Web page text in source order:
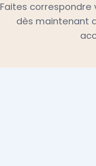
Faites correspondre
dès maintenant